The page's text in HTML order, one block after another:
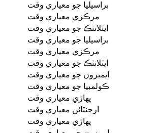
براسيليا جو معياري وقت
مرڪزي معياري وقت
ايٽلانٽڪ جو معياري وقت
براسيليا جو معياري وقت
مرڪزي معياري وقت
ايٽلانٽڪ جو معياري وقت
ايميزون جو معياري وقت
ڪولمبيا جو معياري وقت
پهاڙي معياري وقت
ارجنٽائن معياري وقت
پهاڙي معياري وقت